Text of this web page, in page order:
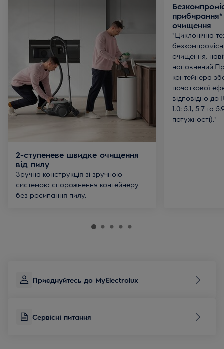
2-ступеневе швидке очищення
від пилу
Зручна конструкція зі зручною
системою спорожнення контейнеру
без росипання пилу.
очищення
"Циклонічна
очищення,
контейнера
початкової
відповідно до
1.0: 5.1, 5.7 та
потужності)."
Приєднуйтесь до MyElectrolux
Сервісні питання